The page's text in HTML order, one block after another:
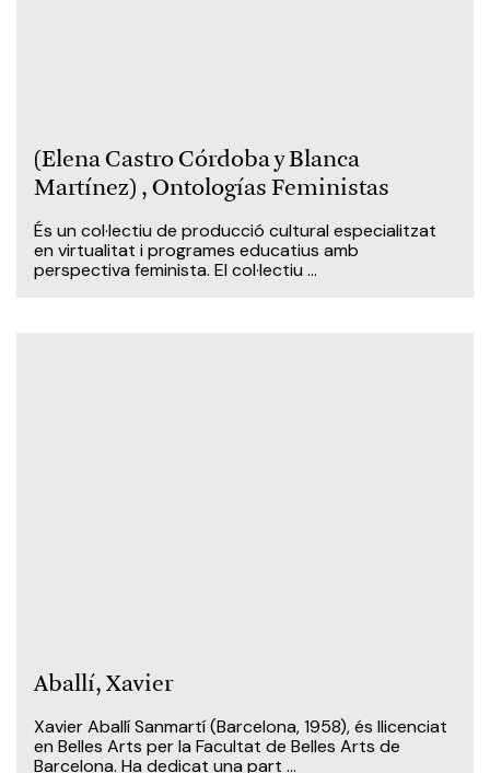
(Elena Castro Córdoba y Blanca
Martínez) , Ontologías Feministas
És un col·lectiu de producció cultural especialitzat
en virtualitat i programes educatius amb
perspectiva feminista. El col·lectiu ...
Aballí, Xavier
Xavier Aballí Sanmartí (Barcelona, 1958), és llicenciat
en Belles Arts per la Facultat de Belles Arts de
Barcelona. Ha dedicat una part ...